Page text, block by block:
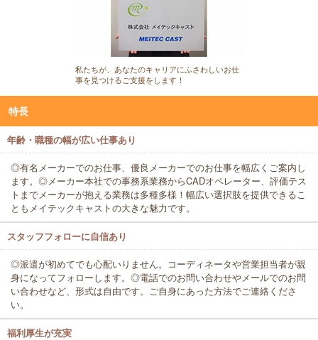
私たちが、あなたのキャリアにふさわしいお仕
事を見つけるご支援をします！
特長
年齢・職種の幅が広い仕事あり
◎有名メーカーでのお仕事、優良メーカーでのお仕事を幅広くご案内し
ます。◎メーカー本社での事務系業務からCADオペレーター、評価テス
トまでメーカーが抱える業務は多種多様！幅広い選択肢を提供できるこ
ともメイテックキャストの大きな魅力です。
スタッフフォローに自信あり
◎派遣が初めてでも心配いりません。コーディネータや営業担当者が親
身になってフォローします。◎電話でのお問い合わせやメールでのお問
い合わせなど、形式は自由です。ご自身にあった方法でご連絡くださ
い。
福利厚生が充実